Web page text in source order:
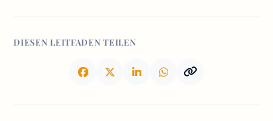
DIESEN LEITFADEN TEILEN